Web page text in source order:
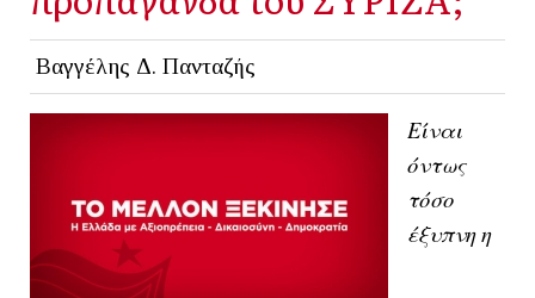
Βαγγέλης Δ. Πανταζής
Είναι
όντως
τόσο
έξυπνη η